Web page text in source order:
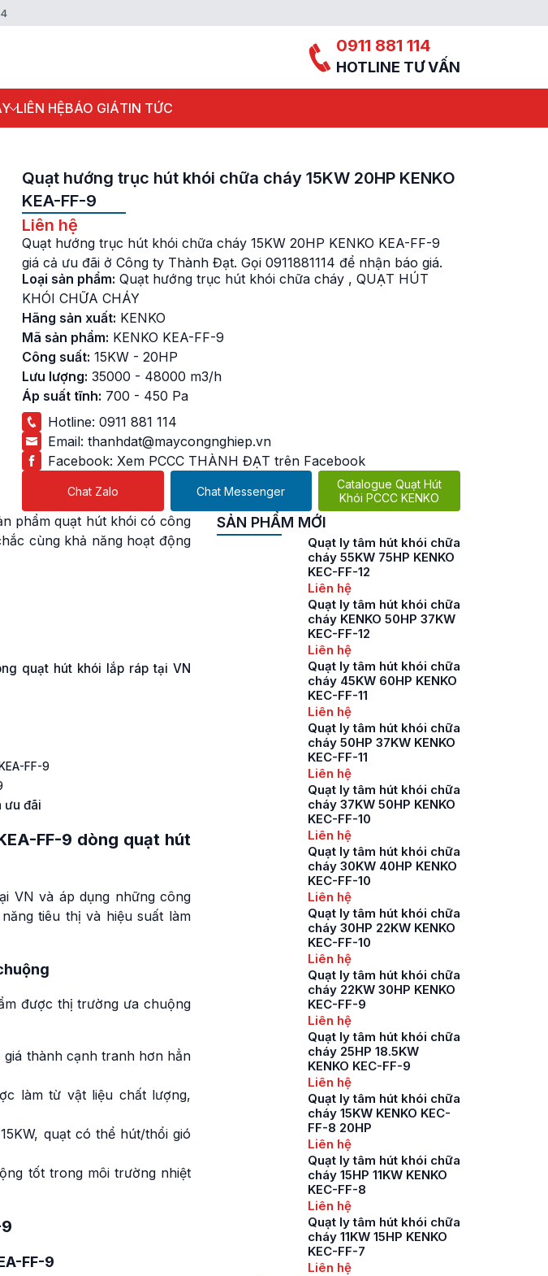
0911 881 114
HOTLINE TƯ VẤN
LIÊN HỆBÁO GIÁTIN TỨC
Quạt hướng trục hút khói chữa cháy 15KW 20HP KENKO
KEA-FF-9
Liên hệ
Quạt hướng trục hút khói chữa cháy 15KW 20HP KENKO KEA-FF-9
giá cả ưu đãi ở Công ty Thành Đạt. Gọi 0911881114 để nhận báo giá.
Loại sản phẩm: Quạt hướng trục hút khói chữa cháy , QUẠT HÚT
KHÓI CHỮA CHÁY
Hãng sản xuất: KENKO
Mã sản phẩm: KENKO KEA-FF-9
Công suất: 15KW - 20HP
Lưu lượng: 35000 - 48000 m3/h
Áp suất tĩnh: 700 - 450 Pa
Hotline: 0911 881 114
Email: thanhdat@maycongnghiep.vn
Facebook: Xem PCCC THÀNH ĐẠT trên Facebook
Chat Zalo Chat Messenger
Catalogue Quạt Hút
Khói PCCC KENKO
phẩm quạt hút khói có công
cùng khả năng hoạt động
quạt hút khói lắp ráp tại VN
FF-9
ưu đãi
FF-9 dòng quạt hút
VN và áp dụng những công
tiêu thị và hiệu suất làm
được thị trường ưa chuộng
giá thành cạnh tranh hơn hẳn
làm từ vật liệu chất lượng,
quạt có thể hút/thổi gió
tốt trong môi trường nhiệt
FF-9
SẢN PHẨM MỚI
Quạt ly tâm hút khói chữa
cháy 55KW 75HP KENKO
KEC-FF-12
Liên hệ
Quạt ly tâm hút khói chữa
cháy KENKO 50HP 37KW
KEC-FF-12
Liên hệ
Quạt ly tâm hút khói chữa
cháy 45KW 60HP KENKO
KEC-FF-11
Liên hệ
Quạt ly tâm hút khói chữa
cháy 50HP 37KW KENKO
KEC-FF-11
Liên hệ
Quạt ly tâm hút khói chữa
cháy 37KW 50HP KENKO
KEC-FF-10
Liên hệ
Quạt ly tâm hút khói chữa
cháy 30KW 40HP KENKO
KEC-FF-10
Liên hệ
Quạt ly tâm hút khói chữa
cháy 30HP 22KW KENKO
KEC-FF-10
Liên hệ
Quạt ly tâm hút khói chữa
cháy 22KW 30HP KENKO
KEC-FF-9
Liên hệ
Quạt ly tâm hút khói chữa
cháy 25HP 18.5KW
KENKO KEC-FF-9
Liên hệ
Quạt ly tâm hút khói chữa
cháy 15KW KENKO KEC-
FF-8 20HP
Liên hệ
Quạt ly tâm hút khói chữa
cháy 15HP 11KW KENKO
KEC-FF-8
Liên hệ
Quạt ly tâm hút khói chữa
cháy 11KW 15HP KENKO
KEC-FF-7
Liên hệ